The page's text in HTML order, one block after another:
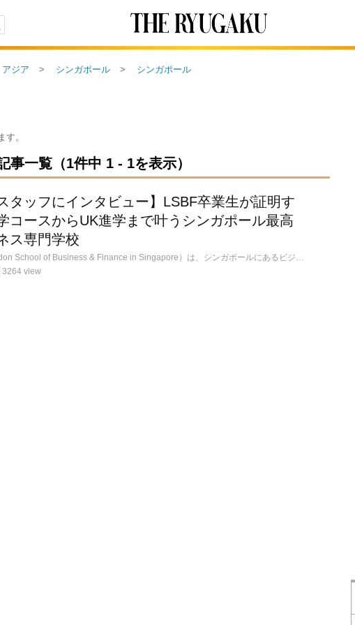
アジア シンガポール シンガポール
す。
事一覧（1件中 1 - 1を表示）
タッフにインタビュー】LSBF卒業生が証明す
コースからUK進学まで叶うシンガポール最高
ス専門学校
LSBF（London School of Business & Finance in Singapore）は、シンガポールにあるビジネス専門学校です。語学コースも併設しており、語学だけの受講も、語学力を上げてから専門コースを受講することもできます。本校はイギリスにあるため、イギリス公認会計士準備コースが人気です。イギリスに提携校が多いので、イギリスの大学進学/編入を目指す方にもお勧めです。他民族国家のシンガポールでは様々なバックグラウンドを持つ人々の色々なアクセントの英語に触れることができるでしょう。
3264 view